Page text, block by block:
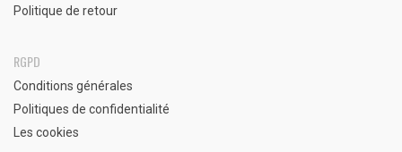
Politique de retour
RGPD
Conditions générales
Politiques de confidentialité
Les cookies